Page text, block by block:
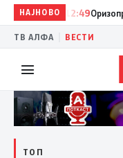
НАЈНОВО12:49
ТВ АЛФА ВЕСТИ
ТОП